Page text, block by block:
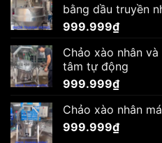
bằng dầu truyền
999.999₫
Chảo xào nhân
tâm tự động
999.999₫
Chảo xào nhân
999.999₫